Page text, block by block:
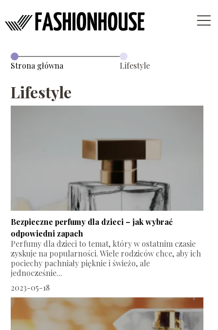
Strona główna Lifestyle
Lifestyle
Bezpieczne perfumy dla dzieci – jak wybrać
odpowiedni zapach
Perfumy dla dzieci to temat, który w ostatnim czasie
zyskuje na popularności. Wiele rodziców chce, aby ich
pociechy pachniały pięknie i świeżo, ale
jednocześnie...
2023-05-18